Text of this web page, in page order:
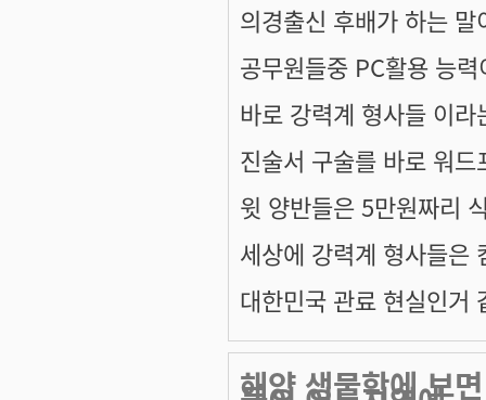
의경출신 후배가 하는
공무원들중 PC활용 능
바로 강력계 형사들 이라
진술서 구술를 바로 워
윗 양반들은 5만원짜리
세상에 강력계 형사들은
대한민국 관료 현실인거
해양 생물학에 보